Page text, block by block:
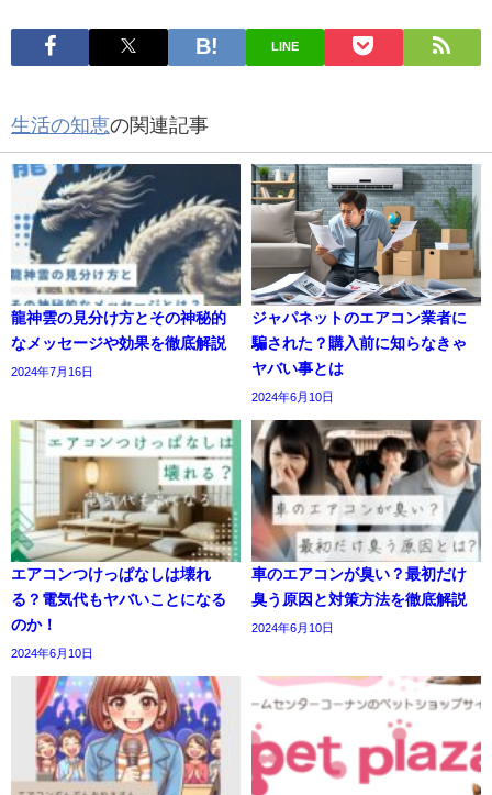
LINE
生活の知恵の関連記事
龍神雲の見分け方とその神秘的
なメッセージや効果を徹底解説
2024年7月16日
ジャパネットのエアコン業者に
騙された？購入前に知らなきゃ
ヤバい事とは
2024年6月10日
エアコンつけっぱなしは壊れ
る？電気代もヤバいことになる
のか！
2024年6月10日
車のエアコンが臭い？最初だけ
臭う原因と対策方法を徹底解説
2024年6月10日